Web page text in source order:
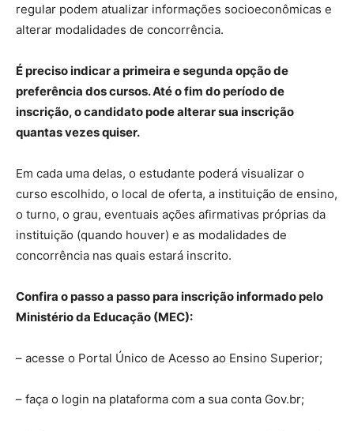
regular podem atualizar informações socioeconômicas e
alterar modalidades de concorrência.
É preciso indicar a primeira e segunda opção de
preferência dos cursos. Até o fim do período de
inscrição, o candidato pode alterar sua inscrição
quantas vezes quiser.
Em cada uma delas, o estudante poderá visualizar o
curso escolhido, o local de oferta, a instituição de ensino,
o turno, o grau, eventuais ações afirmativas próprias da
instituição (quando houver) e as modalidades de
concorrência nas quais estará inscrito.
Confira o passo a passo para inscrição informado pelo
Ministério da Educação (MEC):
– acesse o Portal Único de Acesso ao Ensino Superior;
– faça o login na plataforma com a sua conta Gov.br;